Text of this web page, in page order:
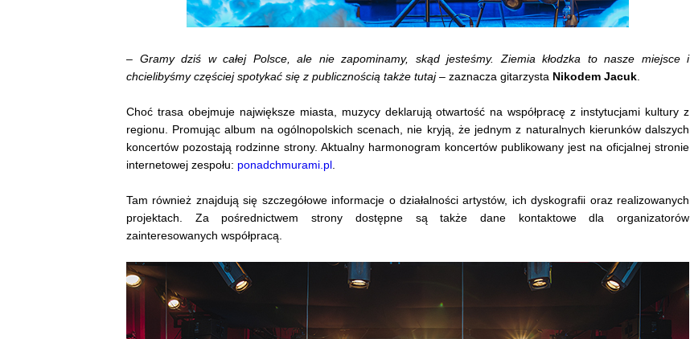
– Gramy dziś w całej Polsce, ale nie zapominamy, skąd jesteśmy. Ziemia kłodzka to nasze miejsce i
chcielibyśmy częściej spotykać się z publicznością także tutaj– zaznacza gitarzysta Nikodem Jacuk
Choć trasa obejmuje największe miasta, muzycy deklarują otwartość na współpracę z instytucjami kultury z
regionu. Promując album na ogólnopolskich scenach, nie kryją, że jednym z naturalnych kierunków dalszych
koncertów pozostają rodzinne strony. Aktualny harmonogram koncertów publikowany jest na oficjalnej stronie
internetowej zespołu: ponadchmurami.pl
Tam również znajdują się szczegółowe informacje o działalności artystów, ich dyskografii oraz realizowanych
projektach. Za pośrednictwem strony dostępne są także dane kontaktowe dla organizatorów
zainteresowanych współpracą.